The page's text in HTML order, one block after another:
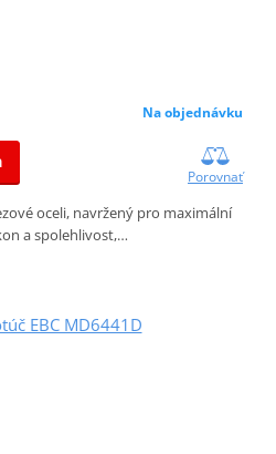
Na objednávku
Porovnať
oceli, navržený pro maximální
a spolehlivost,…
EBC MD6441D